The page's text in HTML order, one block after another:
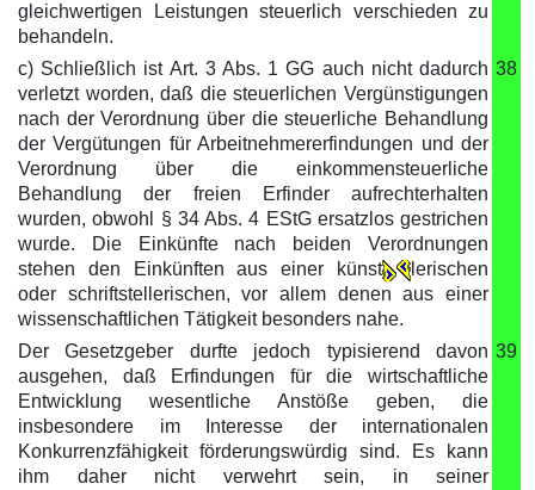
gleichwertigen Leistungen steuerlich verschieden zu
behandeln.
c) Schließlich ist Art. 3 Abs. 1 GG auch nicht dadurch
verletzt worden, daß die steuerlichen Vergünstigungen
nach der Verordnung über die steuerliche Behandlung
der Vergütungen für Arbeitnehmererfindungen und der
Verordnung über die einkommensteuerliche
Behandlung der freien Erfinder aufrechterhalten
wurden, obwohl § 34 Abs. 4 EStG ersatzlos gestrichen
wurde. Die Einkünfte nach beiden Verordnungen
stehen den Einkünften aus einer künst
lerischen
oder schriftstellerischen, vor allem denen aus einer
wissenschaftlichen Tätigkeit besonders nahe.
38
Der Gesetzgeber durfte jedoch typisierend davon
ausgehen, daß Erfindungen für die wirtschaftliche
Entwicklung wesentliche Anstöße geben, die
insbesondere im Interesse der internationalen
Konkurrenzfähigkeit förderungswürdig sind. Es kann
ihm daher nicht verwehrt sein, in seiner
39